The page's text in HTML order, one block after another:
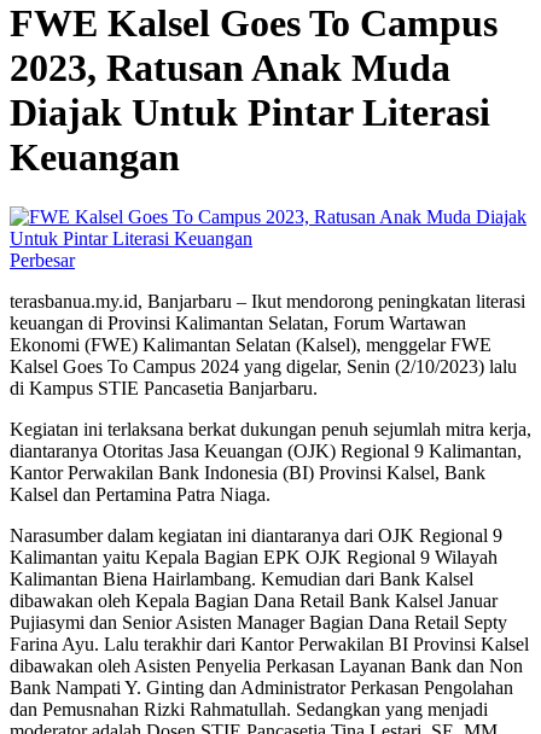
FWE Kalsel Goes To Campus
2023, Ratusan Anak Muda
Diajak Untuk Pintar Literasi
Keuangan
Perbesar
terasbanua.my.id, Banjarbaru – Ikut mendorong peningkatan literasi
keuangan di Provinsi Kalimantan Selatan, Forum Wartawan
Ekonomi (FWE) Kalimantan Selatan (Kalsel), menggelar FWE
Kalsel Goes To Campus 2024 yang digelar, Senin (2/10/2023) lalu
di Kampus STIE Pancasetia Banjarbaru.
Kegiatan ini terlaksana berkat dukungan penuh sejumlah mitra kerja,
diantaranya Otoritas Jasa Keuangan (OJK) Regional 9 Kalimantan,
Kantor Perwakilan Bank Indonesia (BI) Provinsi Kalsel, Bank
Kalsel dan Pertamina Patra Niaga.
Narasumber dalam kegiatan ini diantaranya dari OJK Regional 9
Kalimantan yaitu Kepala Bagian EPK OJK Regional 9 Wilayah
Kalimantan Biena Hairlambang. Kemudian dari Bank Kalsel
dibawakan oleh Kepala Bagian Dana Retail Bank Kalsel Januar
Pujiasymi dan Senior Asisten Manager Bagian Dana Retail Septy
Farina Ayu. Lalu terakhir dari Kantor Perwakilan BI Provinsi Kalsel
dibawakan oleh Asisten Penyelia Perkasan Layanan Bank dan Non
Bank Nampati Y. Ginting dan Administrator Perkasan Pengolahan
dan Pemusnahan Rizki Rahmatullah. Sedangkan yang menjadi